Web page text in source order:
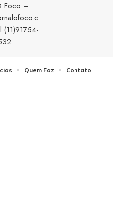
Foco –
Quem Faz Contato